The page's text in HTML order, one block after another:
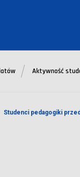
Aktywność
Studenci pedagogiki